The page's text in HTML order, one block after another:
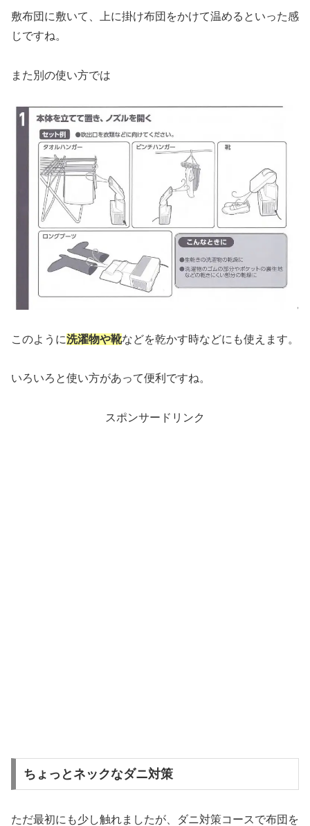
敷布団に敷いて、上に掛け布団をかけて温めるといった感
じですね。
また別の使い方では
このように洗濯物や靴などを乾かす時などにも使えます。
いろいろと使い方があって便利ですね。
スポンサードリンク
ちょっとネックなダニ対策
ただ最初にも少し触れましたが、ダニ対策コースで布団を